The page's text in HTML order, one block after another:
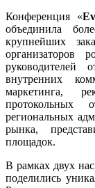
Конференция «
объединила
крупнейших
организаторов
руководителей
внутренних
маркетинга,
протокольных
региональных
рынка,
площадок.
В рамках двух
поделились